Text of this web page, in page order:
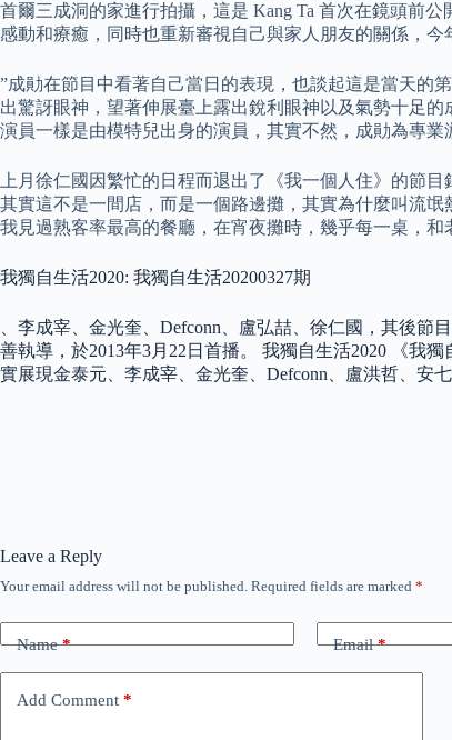
首爾三成洞的家進行拍攝，這是 Kang Ta 首次在鏡頭前
感動和療癒，同時也重新審視自己與家人朋友的關係，
”成勛在節目中看著自己當日的表現，也談起這是當天的
出驚訝眼神，望著伸展臺上露出銳利眼神以及氣勢十足
演員一樣是由模特兒出身的演員，其實不然，成勛為專
上月徐仁國因繁忙的日程而退出了《我一個人住》的節
其實這不是一間店，而是一個路邊攤，其實為什麼叫流
我見過熟客率最高的餐廳，在宵夜攤時，幾乎每一桌，和
我獨自生活2020: 我獨自生活20200327期
、李成宰、金光奎、Defconn、盧弘喆、徐仁國，其後
善執導，於2013年3月22日首播。 我獨自生活2020 《我
實展現金泰元、李成宰、金光奎、Defconn、盧洪哲、
Leave a Reply
Your email address will not be published. Required fields are marked *
Name* Email*
Add Comment *